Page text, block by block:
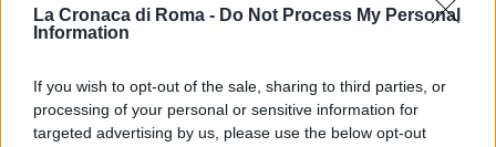
La Cronaca di Roma - Do Not Process My Personal
Information
If you wish to opt-out of the sale, sharing to third parties, or
processing of your personal or sensitive information for
targeted advertising by us, please use the below opt-out
vita. L’indagine, condotta dai Carabinieri di
Monterotondo e dal Commissariato di Tivoli, ha
individuare gli indagati nonostante le difficoltà
dovute alle iniziali mancate collaborazioni delle